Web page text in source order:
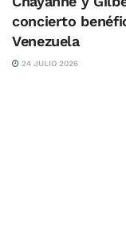
concierto
Venezuela
24 JULIO 2026